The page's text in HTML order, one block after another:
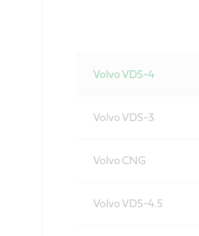
Volvo VDS-4
Volvo VDS-3
Volvo CNG
Volvo VDS-4.5